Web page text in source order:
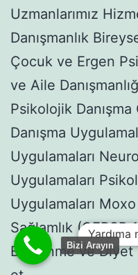
Uzmanlarımız
Danışmanlık
Çocuk ve Ergen
ve Aile
Psikolojik
Danışma
Uygulamaları
Uygulamaları
Uygulamaları
Sağlamlık (ÇEPSP
Beslenme ve
Bizi Arayın
Yardıma